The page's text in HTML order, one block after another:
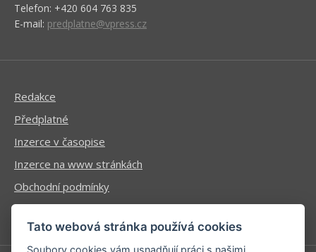
Telefon: +420 604 763 835
E-mail: predplatne@vpress.cz
Redakce
Předplatné
Inzerce v časopise
Inzerce na www stránkách
Obchodní podmínky
Ochrana osobních údajů
Tato webová stránka používá cookies
Soubory cookies vám usnadňují práci s našimi